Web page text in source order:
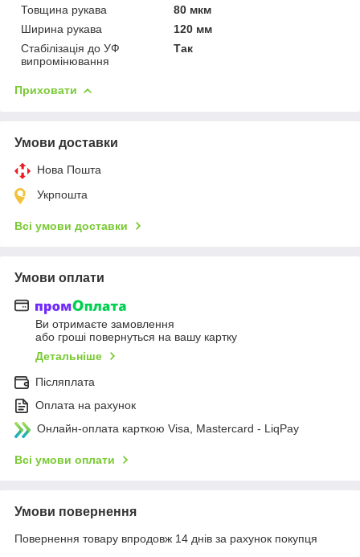
Товщина рукава
80 мкм
Ширина рукава
120 мм
Стабілізація до УФ
випромінювання
Так
Приховати
Умови доставки
Нова Пошта
Укрпошта
Всі умови доставки
Умови оплати
Ви отримаєте замовлення
або гроші повернуться на вашу картку
Детальніше
Післяплата
Оплата на рахунок
Онлайн-оплата карткою Visa, Mastercard - LiqPay
Всі умови оплати
Умови повернення
Повернення товару впродовж 14 днів за рахунок покупця